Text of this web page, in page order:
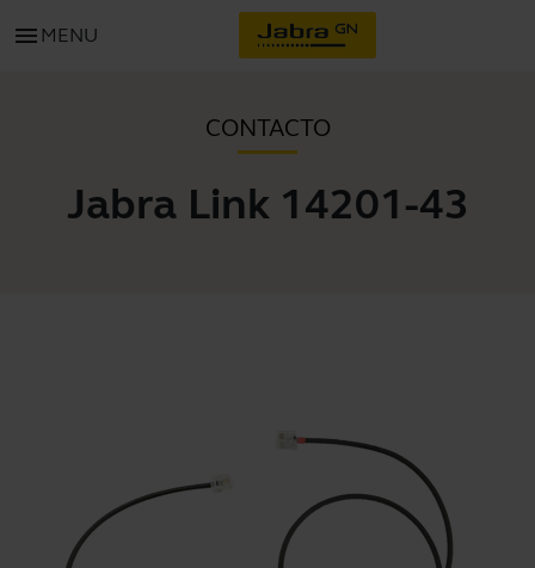
menu MENU
CONTACTO
Jabra Link 14201-43